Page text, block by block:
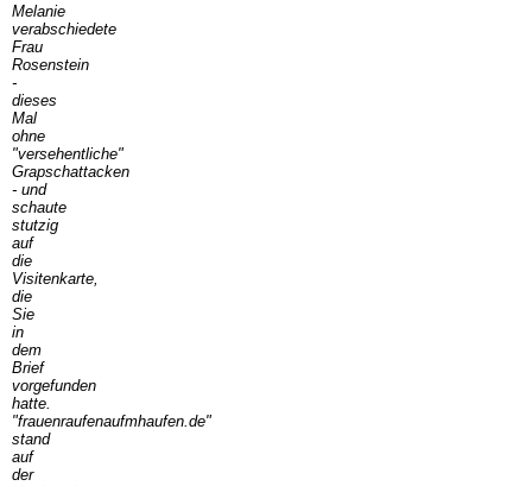
Melanie
verabschiedete
Frau
Rosenstein
-
dieses
Mal
ohne
"versehentliche"
Grapschattacken
- und
schaute
stutzig
auf
die
Visitenkarte,
die
Sie
in
dem
Brief
vorgefunden
hatte.
"frauenraufenaufmhaufen.de"
stand
auf
der